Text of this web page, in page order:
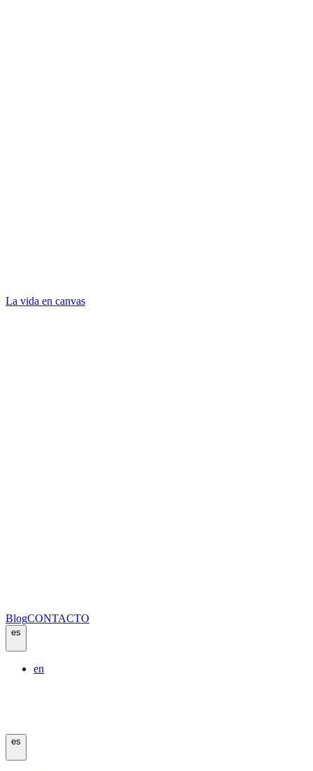
La vida en canvas
BlogCONTACTO
es
en
es